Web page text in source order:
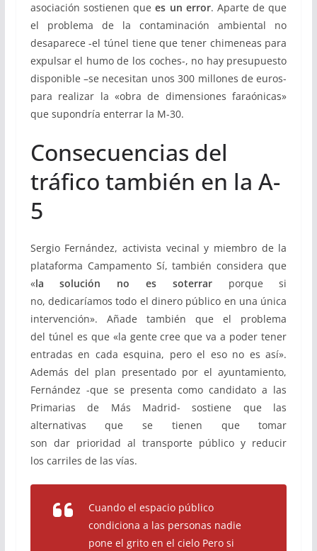
asociación sostienen quees un error. Aparte de que
el problema de la contaminación ambiental no
desaparece -el túnel tiene que tener chimeneas para
expulsar el humo de los coches-, no hay presupuesto
disponible –se necesitan unos 300 millones de euros-
para realizar la «obra de dimensiones faraónicas»
que supondría enterrar la M-30.
Consecuencias del
tráfico también en la A-
5
Sergio Fernández, activista vecinal y miembro de la
plataforma Campamento Sí, también considera que
«la solución no es soterrarporque si
no, dedicaríamos todo el dinero público en una única
intervención». Añade también que el problema
del túnel es que «la gente cree que va a poder tener
entradas en cada esquina, pero el eso no es así».
Además del plan presentado por el ayuntamiento,
Fernández -que se presenta como candidato a las
Primarias de Más Madrid- sostiene que las
alternativas que se tienen que tomar
son dar prioridad al transporte público y reducir
los carriles de las vías.
Cuando el espacio público
condiciona a las personas nadie
pone el grito en el cielo Pero si